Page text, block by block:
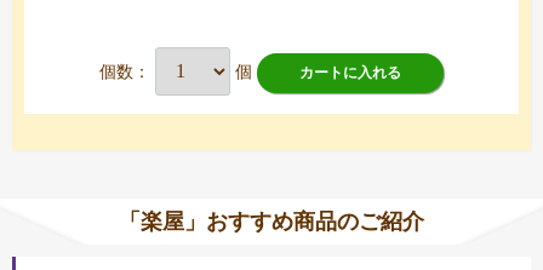
個数： 個 カートに入れる
「楽屋」おすすめ商品のご紹介